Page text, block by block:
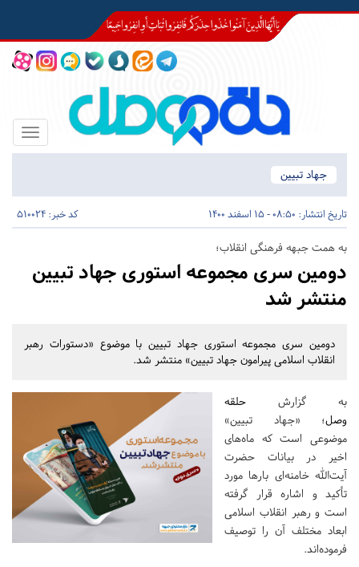
Toggle
جهاد تبیین
تاریخ انتشار: 08:50 - 15 اسفند 1400 کد خبر: 510024
به همت جبهه فرهنگی انقلاب؛
دومین سری مجموعه استوری جهاد تبیین
منتشر شد
دومین سری مجموعه استوری جهاد تبیین با موضوع «دستورات رهبر
انقلاب اسلامی پیرامون جهاد تبیین» منتشر شد.
به گزارش حلقه
وصل؛ «جهاد تبیین»
موضوعی است که ماه‌های
اخیر در بیانات حضرت
آیت‌الله خامنه‌ای بارها مورد
تأکید و اشاره قرار گرفته
است و رهبر انقلاب اسلامی
ابعاد مختلف آن را توصیف
فرموده‌اند.